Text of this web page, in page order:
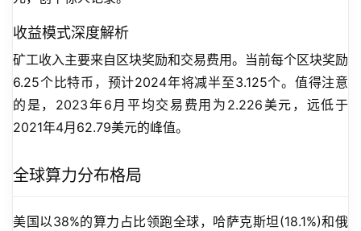
收益模式深度解析
矿工收入主要来自区块奖励和交易费用。当前每个区块奖励
6.25个比特币，预计2024年将减半至3.125个。值得注意
的是，2023年6月平均交易费用为2.226美元，远低于
2021年4月62.79美元的峰值。
全球算力分布格局
美国以38%的算力占比领跑全球，哈萨克斯坦(18.1%)和俄